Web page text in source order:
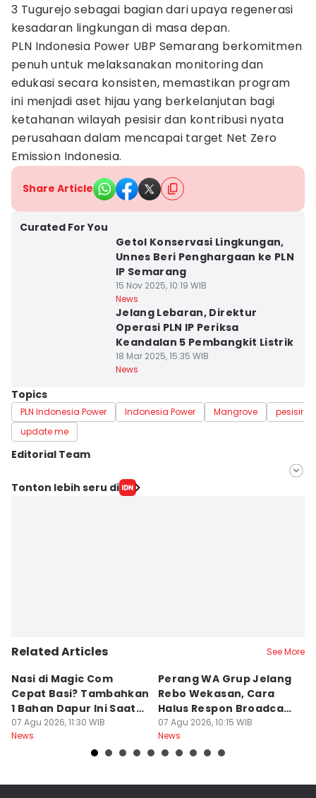
3 Tugurejo sebagai bagian dari upaya regenerasi
kesadaran lingkungan di masa depan.
PLN Indonesia Power UBP Semarang berkomitmen
penuh untuk melaksanakan monitoring dan
edukasi secara konsisten, memastikan program
ini menjadi aset hijau yang berkelanjutan bagi
ketahanan wilayah pesisir dan kontribusi nyata
perusahaan dalam mencapai target Net Zero
Emission Indonesia.
Share Article
Curated For You
Getol Konservasi Lingkungan,
Unnes Beri Penghargaan ke PLN
IP Semarang
15 Nov 2025, 10:19 WIB
News
Jelang Lebaran, Direktur
Operasi PLN IP Periksa
Keandalan 5 Pembangkit Listrik
18 Mar 2025, 15:35 WIB
News
Topics
PLN Indonesia Power Indonesia Power Mangrove
pesisir
update me
Editorial Team
Editor
Tonton lebih seru di
Related Articles See More
Nasi di Magic Com
Cepat Basi? Tambahkan
1 Bahan Dapur Ini Saat
Menanak, Awet 2 Hari
07 Agu 2026, 11:30 WIB
News
Perang WA Grup Jelang
Rebo Wekasan, Cara
Halus Respon Broadcast
Parno
07 Agu 2026, 10:15 WIB
News